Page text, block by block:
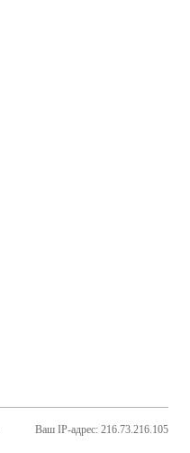
Ваш IP-адрес: 216.73.216.105